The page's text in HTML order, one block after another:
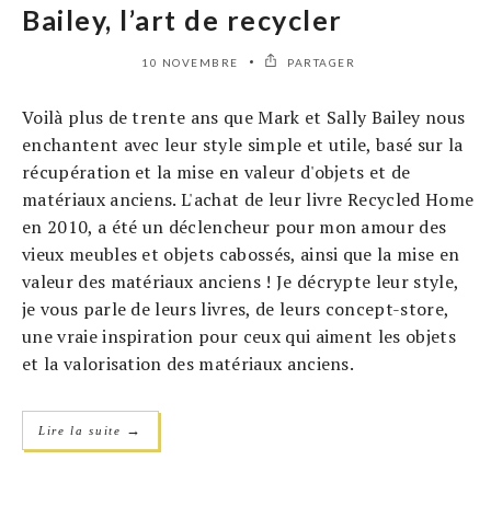
Bailey, l’art de recycler
10 NOVEMBRE PARTAGER
Voilà plus de trente ans que Mark et Sally Bailey nous
enchantent avec leur style simple et utile, basé sur la
récupération et la mise en valeur d'objets et de
matériaux anciens. L'achat de leur livre Recycled Home
en 2010, a été un déclencheur pour mon amour des
vieux meubles et objets cabossés, ainsi que la mise en
valeur des matériaux anciens ! Je décrypte leur style,
je vous parle de leurs livres, de leurs concept-store,
une vraie inspiration pour ceux qui aiment les objets
et la valorisation des matériaux anciens.
Lire la suite →